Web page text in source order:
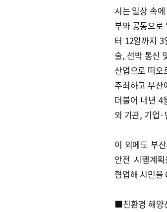
시는 일상 속
부와 공동으로
터 12일까지 3
술, 선박 통신
산업으로 떠
주최하고 부산
더불어 내년 4
외 기관, 기업
이 외에도 부
안전 시행계
협업해 시민을
■친환경 해양